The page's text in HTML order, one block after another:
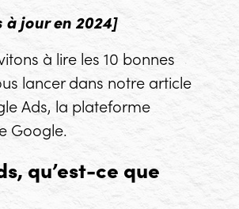
à jour en 2024]
à lire les 10 bonnes
lancer dans notre article
Ads, la plateforme
Google.
qu’est-ce que